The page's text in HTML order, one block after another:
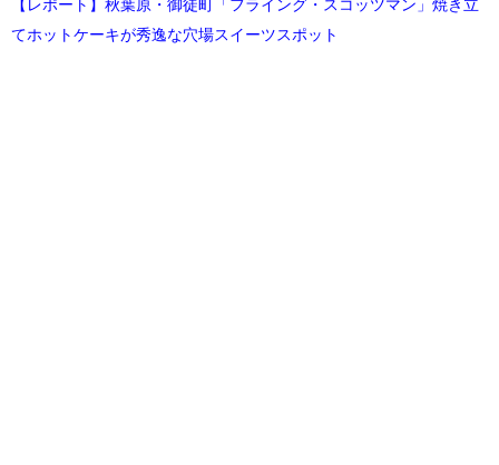
【レポート】秋葉原・御徒町「フライング・スコッツマン」焼き立
てホットケーキが秀逸な穴場スイーツスポット